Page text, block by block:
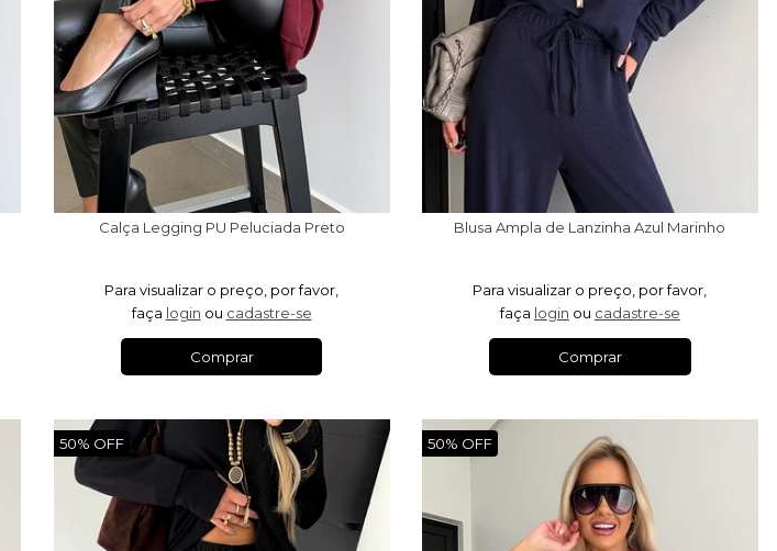
Calça Legging PU Peluciada Preto
Para visualizar o preço, por favor,
faça login ou cadastre-se
Comprar
Blusa Ampla de Lanzinha Azul Marinho
Para visualizar o preço, por favor,
faça login ou cadastre-se
Comprar
50% OFF 50% OFF